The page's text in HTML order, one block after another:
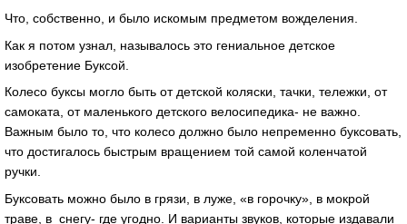
Что, собственно, и было искомым предметом вожделения.
Как я потом узнал, называлось это гениальное детское
изобретение Буксой.
Колесо буксы могло быть от детской коляски, тачки, тележки, от
самоката, от маленького детского велосипедика- не важно.
Важным было то, что колесо должно было непременно буксовать,
что достигалось быстрым вращением той самой коленчатой
ручки.
Буксовать можно было в грязи, в луже, «в горочку», в мокрой
траве, в снегу- где угодно. И варианты звуков, которые издавали